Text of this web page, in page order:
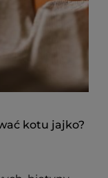
kotu jajko?